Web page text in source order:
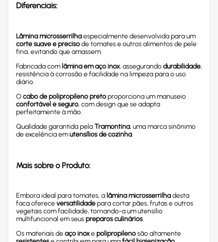
Diferenciais:
Lâmina microsserrilhaespecialmente desenvolvida para um
corte suave e precisode tomates e outros alimentos de pele
fina, evitando que amassem.
Fabricada com lâmina em aço inox, assegurandodurabilidade,
resistência à corrosão e facilidade na limpeza para o uso
diário.
Ocabo de polipropileno pretoproporciona um manuseio
confortável e seguro, com design que se adapta
perfeitamente à mão.
Qualidade garantida pelaTramontina, uma marca sinônimo
de excelência emutensílios de cozinha.
Mais sobre o Produto:
Embora ideal para tomates, a lâmina microsserrilhadesta
faca ofereceversatilidadepara cortar pães, frutas e outros
vegetais com facilidade, tornando-a um utensílio
multifuncional em seuspreparos culinários.
Os materiais deaço inoxepolipropilenosão altamente